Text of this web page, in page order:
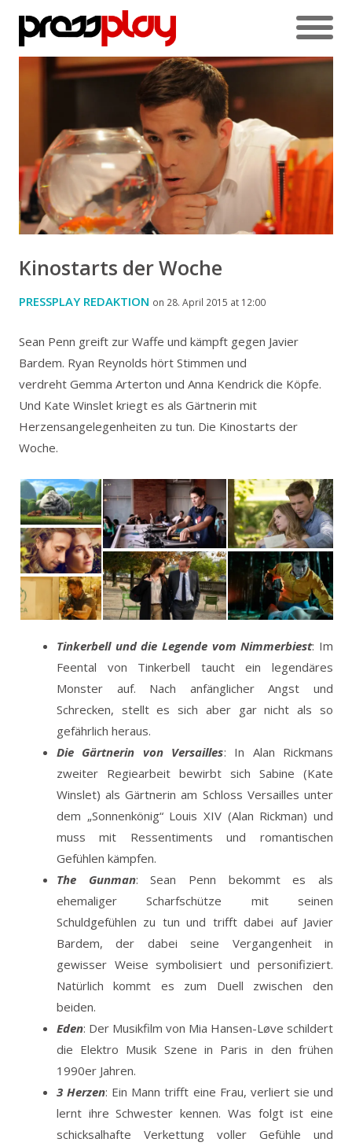
Kinostarts der Woche
PRESSPLAY REDAKTION on 28. April 2015 at 12:00
Sean Penn greift zur Waffe und kämpft gegen Javier
Bardem. Ryan Reynolds hört Stimmen und
verdreht Gemma Arterton und Anna Kendrick die Köpfe.
Und Kate Winslet kriegt es als Gärtnerin mit
Herzensangelegenheiten zu tun. Die Kinostarts der
Woche.
Tinkerbell und die Legende vom Nimmerbiest: Im
Feental von Tinkerbell taucht ein legendäres
Monster auf. Nach anfänglicher Angst und
Schrecken, stellt es sich aber gar nicht als so
gefährlich heraus.
Die Gärtnerin von Versailles: In Alan Rickmans
zweiter Regiearbeit bewirbt sich Sabine (Kate
Winslet) als Gärtnerin am Schloss Versailles unter
dem „Sonnenkönig“ Louis XIV (Alan Rickman) und
muss mit Ressentiments und romantischen
Gefühlen kämpfen.
The Gunman: Sean Penn bekommt es als
ehemaliger Scharfschütze mit seinen
Schuldgefühlen zu tun und trifft dabei auf Javier
Bardem, der dabei seine Vergangenheit in
gewisser Weise symbolisiert und personifiziert.
Natürlich kommt es zum Duell zwischen den
beiden.
Eden: Der Musikfilm von Mia Hansen-Løve schildert
die Elektro Musik Szene in Paris in den frühen
1990er Jahren.
3 Herzen: Ein Mann trifft eine Frau, verliert sie und
lernt ihre Schwester kennen. Was folgt ist eine
schicksalhafte Verkettung voller Gefühle und